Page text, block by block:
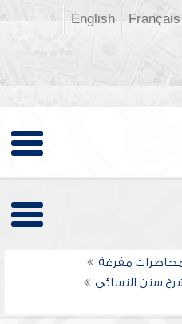
Français
English
مفرغة
سنن النسائي